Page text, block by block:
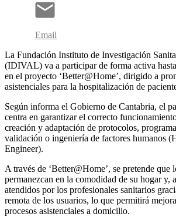
Email
La Fundación Instituto de Investigación
(IDIVAL) va a participar de forma activa
en el proyecto ‘Better@Home’, dirigido a
asistenciales para la hospitalización de
Según informa el Gobierno de Cantabria, el
centra en garantizar el correcto
creación y adaptación de protocolos,
validación o ingeniería de factores humanos
Engineer).
A través de ‘Better@Home’, se pretende que
permanezcan en la comodidad de su hogar y,
atendidos por los profesionales sanitarios
remota de los usuarios, lo que permitirá
procesos asistenciales a domicilio.